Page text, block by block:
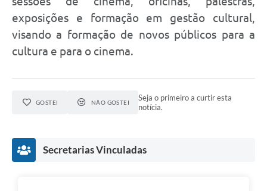
exposições e formação em gestão cultural,
visando a formação de novos públicos para a
cultura e para o cinema.
GOSTEI NÃO GOSTEI
Seja o primeiro a curtir esta
notícia.
Secretarias Vinculadas